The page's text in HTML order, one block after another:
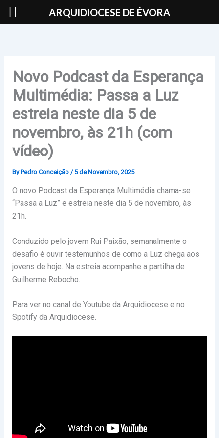
Skip
Novo Podcast da Esperança
Multimédia: Passa a Luz
estreia neste dia 5 de
novembro, às 21h (com
vídeo)
By Pedro Conceição / 5 de Novembro, 2025
O novo Podcast da Esperança Multimédia chama-se
“Passa a Luz” e estreia neste dia 5 de novembro, às
21h.
Conduzido pelo jovem Rui Paixão, semanalmente o
desafio é ouvir testemunhos de como a Luz chega aos
jovens de hoje. Na estreia acompanhe a partilha de
Guilherme Rebocho.
Para ver no canal de Youtube da Arquidiocese e no
Spotify da Arquidiocese.
ARQUIDIOCESE DE ÉVORA